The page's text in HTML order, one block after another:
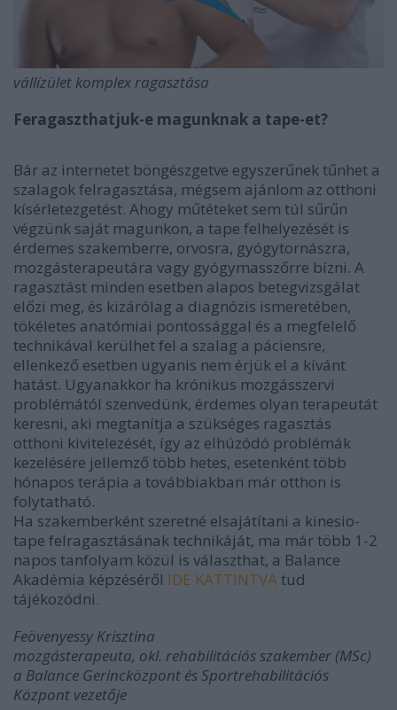
vállízület komplex ragasztása
Feragaszthatjuk-e magunknak a tape-et?
Bár az internetet böngészgetve egyszerűnek tűnhet a
szalagok felragasztása, mégsem ajánlom az otthoni
kísérletezgetést. Ahogy műtéteket sem túl sűrűn
végzünk saját magunkon, a tape felhelyezését is
érdemes szakemberre, orvosra, gyógytornászra,
mozgásterapeutára vagy gyógymasszőrre bízni. A
ragasztást minden esetben alapos betegvizsgálat
előzi meg, és kizárólag a diagnózis ismeretében,
tökéletes anatómiai pontossággal és a megfelelő
technikával kerülhet fel a szalag a páciensre,
ellenkező esetben ugyanis nem érjük el a kívánt
hatást. Ugyanakkor ha krónikus mozgásszervi
problémától szenvedünk, érdemes olyan terapeutát
keresni, aki megtanítja a szükséges ragasztás
otthoni kivitelezését, így az elhúzódó problémák
kezelésére jellemző több hetes, esetenként több
hónapos terápia a továbbiakban már otthon is
folytatható.
Ha szakemberként szeretné elsajátítani a kinesio-
tape felragasztásának technikáját, ma már több 1-2
napos tanfolyam közül is választhat, a Balance
Akadémia képzéséről IDE KATTINTVA tud
tájékozódni.
Feövenyessy Krisztina
mozgásterapeuta, okl. rehabilitációs szakember (MSc)
a Balance Gerincközpont és Sportrehabilitációs
Központ vezetője